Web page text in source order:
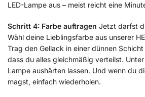
LED-Lampe aus – meist reicht eine
Schritt 4: Farbe auftragen Jetzt darfst
Wähl deine Lieblingsfarbe aus unserer
Trag den Gellack in einer dünnen
dass du alles gleichmäßig verteilst.
Lampe aushärten lassen. Und wenn du
magst, einfach wiederholen.